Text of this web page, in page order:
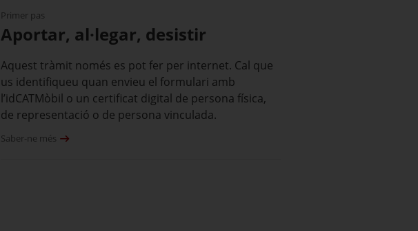
Primer pas
Aportar, al·legar, desistir
Aquest tràmit només es pot fer per internet. Cal que
us identifiqueu quan envieu el formulari amb
l’idCATMòbil o un certificat digital de persona física,
de representació o de persona vinculada.
Saber-ne més